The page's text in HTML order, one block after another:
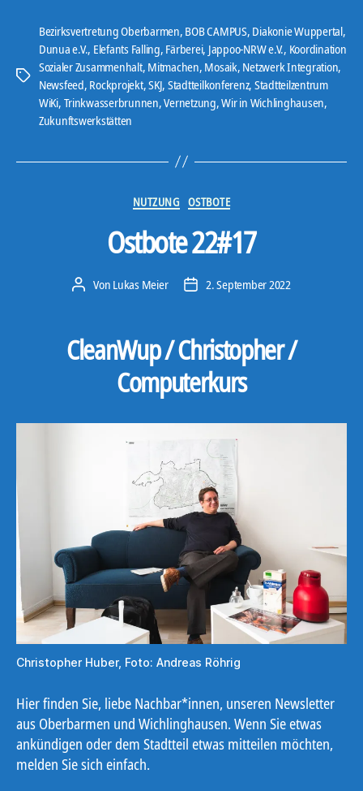
5“
Schlagwörter
Bezirksvertretung Oberbarmen, BOB CAMPUS, Diakonie Wuppertal,
Dunua e.V., Elefants Falling, Färberei, Jappoo-NRW e.V., Koordination
Sozialer Zusammenhalt, Mitmachen, Mosaik, Netzwerk Integration,
Newsfeed, Rockprojekt,SKJ, Stadtteilkonferenz, Stadtteilzentrum
WiKi, Trinkwasserbrunnen,Vernetzung,Wir in Wichlinghausen,
Zukunftswerkstätten
Kategorien
NUTZUNG OSTBOTE
Ostbote 22#17
Beitragsautor
Von Lukas Meier Veröffentlichungsdatum
2. September 2022
CleanWup / Christopher /
Computerkurs
Christopher Huber, Foto: Andreas Röhrig
Hier finden Sie, liebe Nachbar*innen, unseren Newsletter
aus Oberbarmen und Wichlinghausen. Wenn Sie etwas
ankündigen oder dem Stadtteil etwas mitteilen möchten,
melden Sie sich einfach.